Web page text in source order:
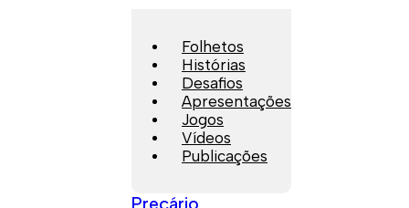
Folhetos
Histórias
Desafios
Apresentações
Jogos
Vídeos
Publicações